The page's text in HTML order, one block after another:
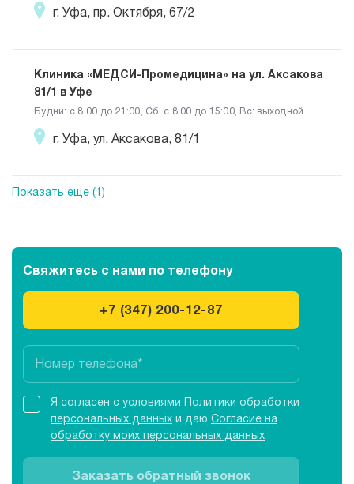
г. Уфа, пр. Октября, 67/2
Клиника «МЕДСИ-Промедицина» на ул. Аксакова
81/1 в Уфе
Будни: c 8:00 до 21:00, Сб: c 8:00 до 15:00, Вс: выходной
г. Уфа, ул. Аксакова, 81/1
Показать еще (1)
Свяжитесь с нами по телефону
+7 (347) 200-12-87
Я согласен с условиями Политики обработки
персональных данных и даю Согласие на
обработку моих персональных данных
Заказать обратный звонок